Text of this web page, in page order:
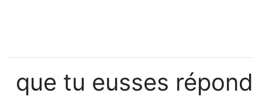
que tu eusses répond